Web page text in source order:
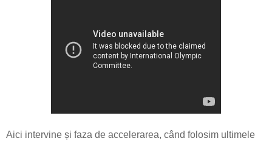
Aici intervine și faza de accelerarea, când folosim ultimele